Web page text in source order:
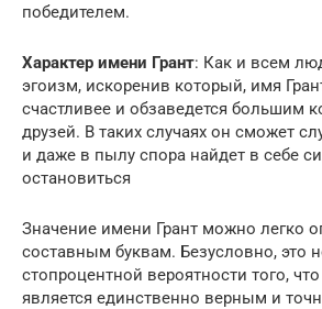
победителем.
Характер имени Грант: Как и всем
эгоизм, искоренив который, имя
счастливее и обзаведется большим
друзей. В таких случаях он сможет
и даже в пылу спора найдет в себе
остановиться
Значение имени Грант можно легко
составным буквам. Безусловно, это
стопроцентной вероятности того,
является единственно верным и